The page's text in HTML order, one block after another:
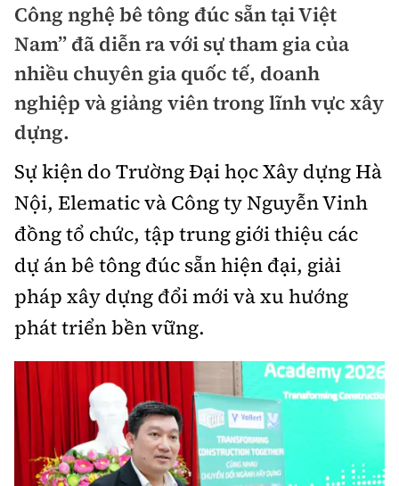
Chính trị
Xã hội
Chuyện dọc đường
Cải chính
Xây dựng
Chỉ đạo điều hành
Quy hoạch kiến trúc
Giám định chất lượng
Quản lý đô thị
Giao thông
Quản lý
Đường bộ
Hàng không
Đường sắt
Đăng kiểm
Đường sắt tốc độ cao
Đường thủy
Hàng hải
Đường sắt đô thị
Kinh tế
Thị trường
Tài chính
Chứng khoán
Bảo hiểm
Pháp luật
Thanh tra
An ninh hình sự
Điều tra
Hỏi - Đáp
An toàn giao thông
Giao thông 24h
ATGT địa phương
Văn hóa giao thông
Lái xe an toàn
Chung tay vì ATGT
Chất lượng sống
Giáo dục
Y tế
Đời sống
Lao động - Công đoàn
Văn hóa - Giải Trí
Văn hóa
Showbiz
Điện ảnh
Thể thao
Bóng đá
Bình luận
Công nghệ
Công nghệ bê tông đúc sẵn tại Việt
Nam” đã diễn ra với sự tham gia của
nhiều chuyên gia quốc tế, doanh
nghiệp và giảng viên trong lĩnh vực xây
dựng.
Sự kiện do Trường Đại học Xây dựng Hà
Nội, Elematic và Công ty Nguyễn Vinh
đồng tổ chức, tập trung giới thiệu các
dự án bê tông đúc sẵn hiện đại, giải
pháp xây dựng đổi mới và xu hướng
phát triển bền vững.